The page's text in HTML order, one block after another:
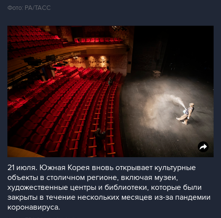
Фото: PA/ТАСС
21 июля. Южная Корея вновь открывает культурные
объекты в столичном регионе, включая музеи,
художественные центры и библиотеки, которые были
закрыты в течение нескольких месяцев из-за пандемии
коронавируса.